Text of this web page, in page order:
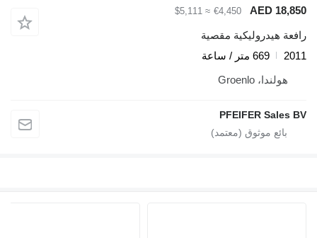
AED 18,850
€4,450
≈ $5,111
رافعة هيدروليكية مقصية
2011
669 متر / ساعة
هولندا، Groenlo
PFEIFER Sales BV